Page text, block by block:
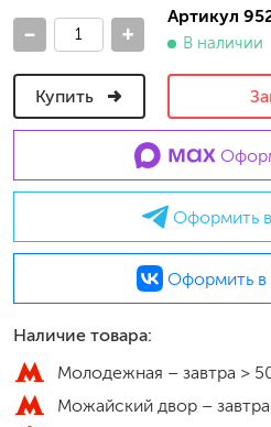
- +
Артикул
В наличии
Купить
Оформить
Оформить в
Наличие товара:
Молодежная – завтра >
Можайский двор –